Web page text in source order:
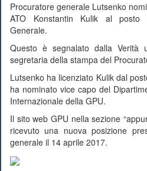
Procuratore generale Lutsenko
ATO Konstantin Kulik al posto
Generale.
Questo è segnalato dalla Verità
segretaria della stampa del
Lutsenko ha licenziato Kulik dal
ha nominato vice capo del
Internazionale della GPU.
Il sito web GPU nella sezione
ricevuto una nuova posizione
generale il 14 aprile 2017.